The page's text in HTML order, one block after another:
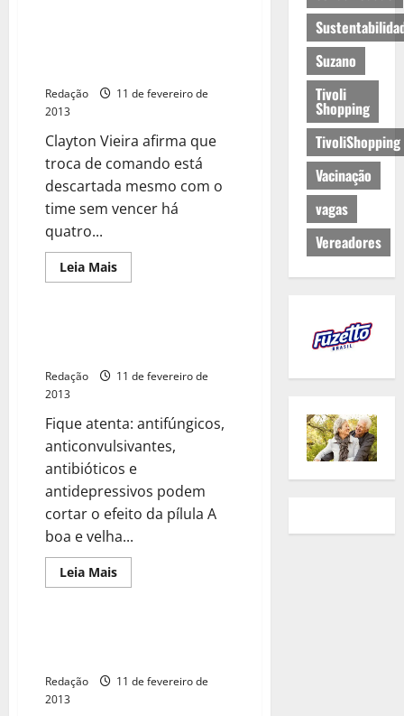
Redação
11 de fevereiro de
2013
Clayton Vieira afirma que
troca de comando está
descartada mesmo com o
time sem vencer há
quatro...
Leia Mais
Redação
11 de fevereiro de
2013
Fique atenta: antifúngicos,
anticonvulsivantes,
antibióticos e
antidepressivos podem
cortar o efeito da pílula A
boa e velha...
Leia Mais
Redação
11 de fevereiro de
2013
Suzano
Tivoli
Shopping
TivoliShopping
Vacinação
vagas
Vereadores